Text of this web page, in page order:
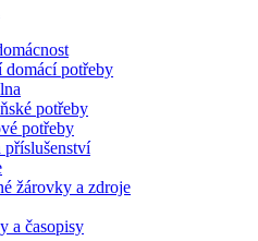
domácí potřeby
potřeby
potřeby
žárovky a zdroje
a časopisy